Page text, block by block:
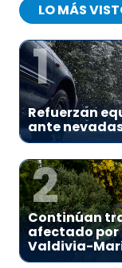
LO MÁS
1
Refuerzan
ante
2
Continúan
afectado por
Valdivia-